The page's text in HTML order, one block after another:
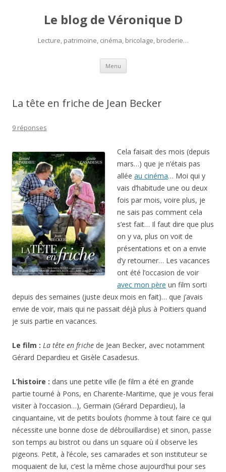
Le blog de Véronique D
Lecture, patrimoine, cinéma, bricolage, broderie…
Menu Aller
contenu
La tête en friche de Jean Becker
9 réponses
Cela faisait des mois (depuis
mars…) que je n’étais pas
allée au cinéma… Moi qui y
vais d’habitude une ou deux
fois par mois, voire plus, je
ne sais pas comment cela
s’est fait… Il faut dire que plus
on y va, plus on voit de
présentations et on a envie
d’y retourner… Les vacances
ont été l’occasion de voir
avec mon père un film sorti
depuis des semaines (juste deux mois en fait)… que j’avais
envie de voir, mais qui ne passait déjà plus à Poitiers quand
je suis partie en vacances.
Le film : La tête en friche de Jean Becker, avec notamment
Gérard Depardieu et Gisèle Casadesus.
L’histoire : dans une petite ville (le film a été en grande
partie tourné à Pons, en Charente-Maritime, que je vous ferai
visiter à l’occasion…), Germain (Gérard Depardieu), la
cinquantaine, vit de petits boulots (homme à tout faire ce qui
nécessite une bonne dose de débrouillardise) et sinon, passe
son temps au bistrot ou dans un square où il observe les
pigeons. Petit, à l’école, ses camarades et son instituteur se
moquaient de lui, c’est la même chose aujourd’hui pour ses